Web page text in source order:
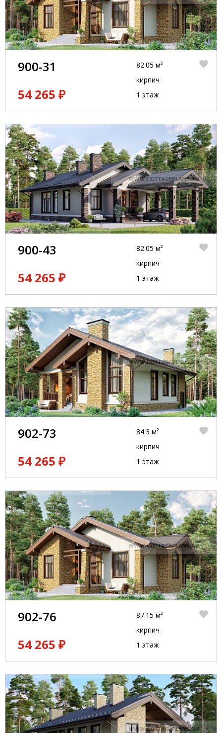
900-31
54 265 ₽
82.05 м²
кирпич
1 этаж
900-43
54 265 ₽
82.05 м²
кирпич
1 этаж
902-73
54 265 ₽
84.3 м²
кирпич
1 этаж
902-76
54 265 ₽
87.15 м²
кирпич
1 этаж